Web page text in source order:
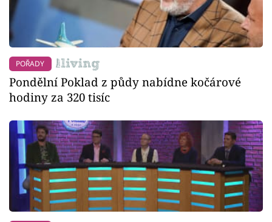
POŘADY
Pondělní Poklad z půdy nabídne kočárové
hodiny za 320 tisíc